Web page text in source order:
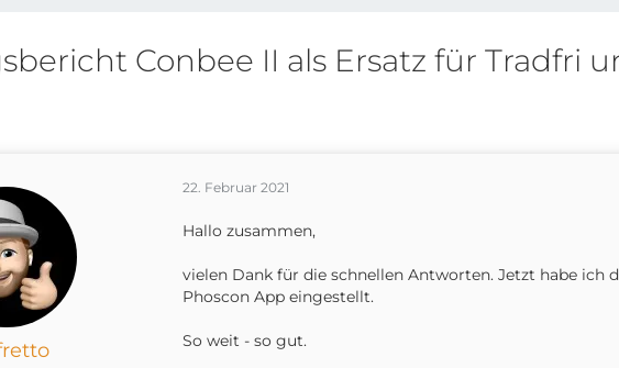
Conbee II als Ersatz für Tradfri
22. Februar 2021
Hallo zusammen,
vielen Dank für die schnellen Antworten. Jetzt habe ich
Phoscon App eingestellt.
So weit - so gut.